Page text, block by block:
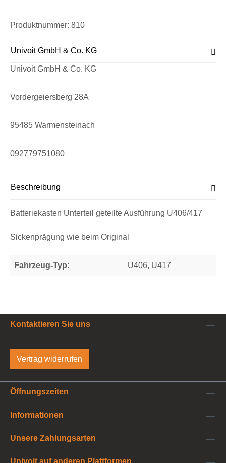
Produktnummer: 810
Univoit GmbH & Co. KG
Univoit GmbH & Co. KG
Vordergeiersberg 28A
95485 Warmensteinach
092779751080
Beschreibung
Batteriekasten Unterteil geteilte Ausführung U406/417
Sickenprägung wie beim Original
Fahrzeug-Typ: U406, U417
Kontaktieren Sie uns
Vertrag widerrufen
Öffnungszeiten
Informationen
Unsere Zahlungsarten
Univoit auf anderen Plattformen